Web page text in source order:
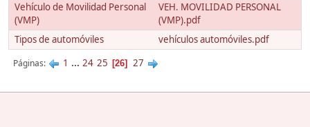
Vehículo de Movilidad Personal
(VMP)
VEH. MOVILIDAD PERSONAL
(VMP).pdf
Tipos de automóviles
vehículos automóviles.pdf
Páginas 1 ... 24 25 26 27